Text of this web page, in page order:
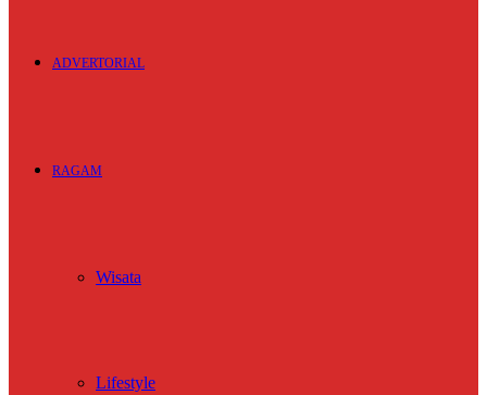
ADVERTORIAL
RAGAM
Wisata
Lifestyle